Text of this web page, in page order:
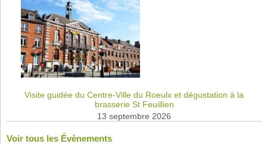
Visite guidée du Centre-Ville du Roeulx et dégustation à la
brasserie St Feuillien
13 septembre 2026
Voir tous les Évènements